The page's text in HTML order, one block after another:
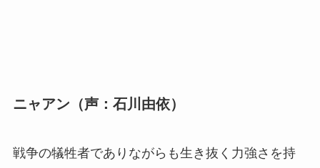
ニャアン（声：石川由依）
戦争の犠牲者でありながらも生き抜く力強さを持